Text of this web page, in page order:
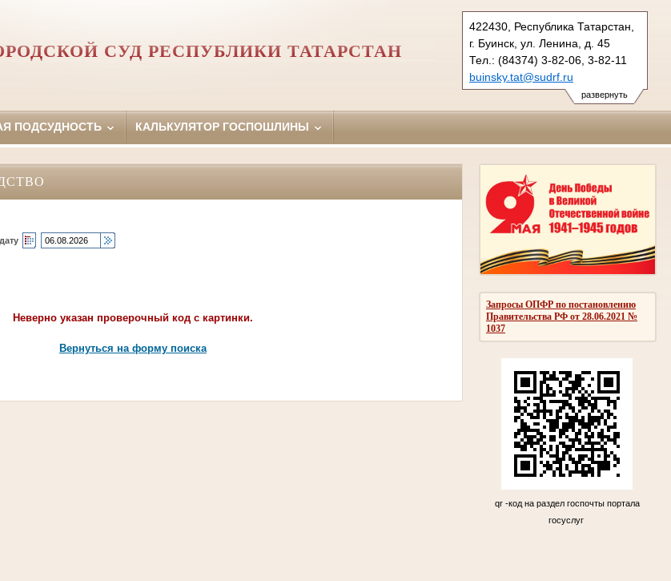
развернуть
422430, Республика Татарстан,
г. Буинск, ул. Ленина, д. 45
Тел.: (84374) 3-82-06, 3-82-11
buinsky.tat@sudrf.ru
СУД РЕСПУБЛИКИ ТАТАРСТАН
ПОДСУДНОСТЬ КАЛЬКУЛЯТОР ГОСПОШЛИНЫ
Запросы ОПФР по постановлению
Правительства РФ от 28.06.2021 №
1037
qr -код на раздел госпочты портала
госуслуг
Неверно указан проверочный код с картинки.
Вернуться на форму поиска